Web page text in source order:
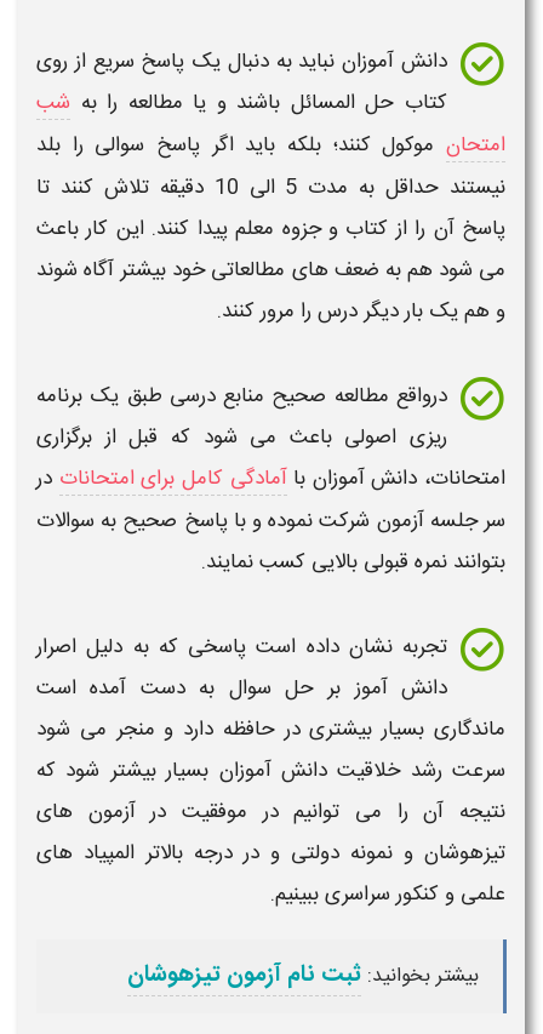
دانش آموزان نباید به دنبال یک پاسخ سریع از روی
کتاب حل المسائل باشند و یا مطالعه را به شب
امتحان موکول کنند؛ بلکه باید اگر پاسخ سوالی را بلد
نیستند حداقل به مدت 5 الی 10 دقیقه تلاش کنند تا
پاسخ آن را از کتابوجزوه معلم پیدا کنند. این کار باعث
می شود هم به ضعف های مطالعاتی خود بیشتر آگاه شوند
و هم یک بار دیگر درس را مرور کنند.
درواقع مطالعه صحیح منابع درسی طبق یک برنامه
ریزی اصولی باعث می شود که قبل از برگزاری
امتحانات، دانش آموزان باآمادگی کامل برای امتحانات در
سر جلسه آزمون شرکت نموده و با پاسخ صحیح به سوالات
بتوانند نمره قبولی بالایی کسب نمایند.
تجربه نشان داده است پاسخی که به دلیل اصرار
دانش آموز بر حل سوال به دست آمده است
ماندگاری بسیار بیشتری درحافظه دارد و منجر می شود
سرعت رشد خلاقیت دانش آموزان بسیار بیشتر شود که
نتیجه آن را می توانیم در موفقیت درآزمون های
تیزهوشان و نمونه دولتی و در درجه بالاتر المپیاد های
علمی و کنکور سراسریببینیم.
بیشتر بخوانید: ثبت نام آزمون تیزهوشان